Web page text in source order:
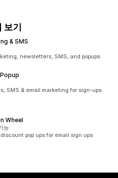
기
& SMS
newsletters, SMS, and popups
SMS & email marketing for sign-ups
Wheel
능
pop ups for email sign ups